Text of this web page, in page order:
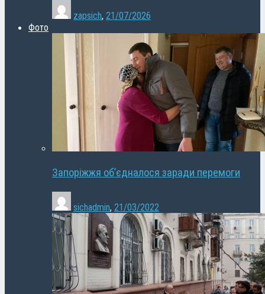
zapsich, 21/07/2026
Фото
Запоріжжя об’єдналося заради перемоги
sichadmin, 21/03/2022